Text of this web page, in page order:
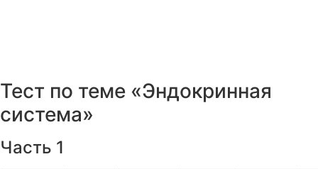
Тест по теме «Эндокринная
система»
Часть 1